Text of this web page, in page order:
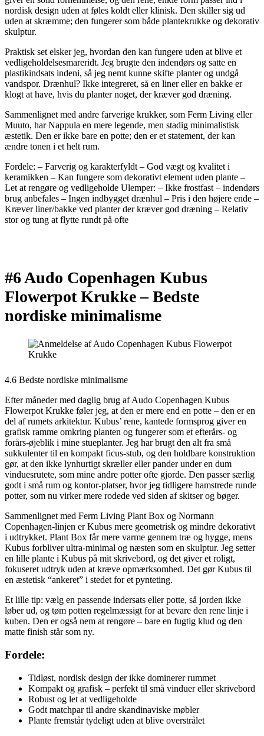
nordisk design uden at føles koldt eller klinisk. Den skiller sig ud
uden at skræmme; den fungerer som både plantekrukke og dekorativ
skulptur.
Praktisk set elsker jeg, hvordan den kan fungere uden at blive et
vedligeholdelsesmareridt. Jeg brugte den indendørs og satte en
plastikindsats indeni, så jeg nemt kunne skifte planter og undgå
vandspor. Drænhul? Ikke integreret, så en liner eller en bakke er
klogt at have, hvis du planter noget, der kræver god dræning.
Sammenlignet med andre farverige krukker, som Ferm Living eller
Muuto, har Nappula en mere legende, men stadig minimalistisk
æstetik. Den er ikke bare en potte; den er et statement, der kan
ændre tonen i et helt rum.
Fordele: – Farverig og karakterfyldt – God vægt og kvalitet i
keramikken – Kan fungere som dekorativt element uden plante –
Let at rengøre og vedligeholde Ulemper: – Ikke frostfast – indendørs
brug anbefales – Ingen indbygget drænhul – Pris i den højere ende –
Kræver liner/bakke ved planter der kræver god dræning – Relativ
stor og tung at flytte rundt på ofte
#6 Audo Copenhagen Kubus
Flowerpot Krukke –Bedste
nordiske minimalisme
4.6 Bedste nordiske minimalisme
Efter måneder med daglig brug af Audo Copenhagen Kubus
Flowerpot Krukke føler jeg, at den er mere end en potte – den er en
del af rumets arkitektur. Kubus’ rene, kantede formsprog giver en
grafisk ramme omkring planten og fungerer som et efterårs- og
forårs-øjeblik i mine stueplanter. Jeg har brugt den alt fra små
sukkulenter til en kompakt ficus-stub, og den holdbare konstruktion
gør, at den ikke lynhurtigt skræller eller pander under en dum
vinduesrutete, som mine andre potter ofte gjorde. Den passer særlig
godt i små rum og kontor-platser, hvor jeg tidligere hamstrede runde
potter, som nu virker mere rodede ved siden af skitser og bøger.
Sammenlignet med Ferm Living Plant Box og Normann
Copenhagen-linjen er Kubus mere geometrisk og mindre dekorativt
i udtrykket. Plant Box får mere varme gennem træ og hygge, mens
Kubus forbliver ultra-minimal og næsten som en skulptur. Jeg setter
en lille plante i Kubus på mit skrivebord, og det giver et roligt,
fokuseret udtryk uden at kræve opmærksomhed. Det gør Kubus til
en æstetisk “ankeret” i stedet for et pynteting.
Et lille tip: vælg en passende indersats eller potte, så jorden ikke
løber ud, og tøm potten regelmæssigt for at bevare den rene linje i
kuben. Den er også nem at rengøre – bare en fugtig klud og den
matte finish står som ny.
Fordele:
Tidløst, nordisk design der ikke dominerer rummet
Kompakt og grafisk – perfekt til små vinduer eller skrivebord
Robust og let at vedligeholde
Godt matchpar til andre skandinaviske møbler
Plante fremstår tydeligt uden at blive overstrålet